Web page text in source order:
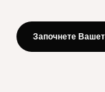
Започнете